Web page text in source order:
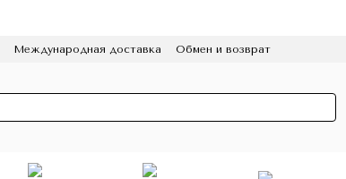
Международная доставка
Обмен и возврат